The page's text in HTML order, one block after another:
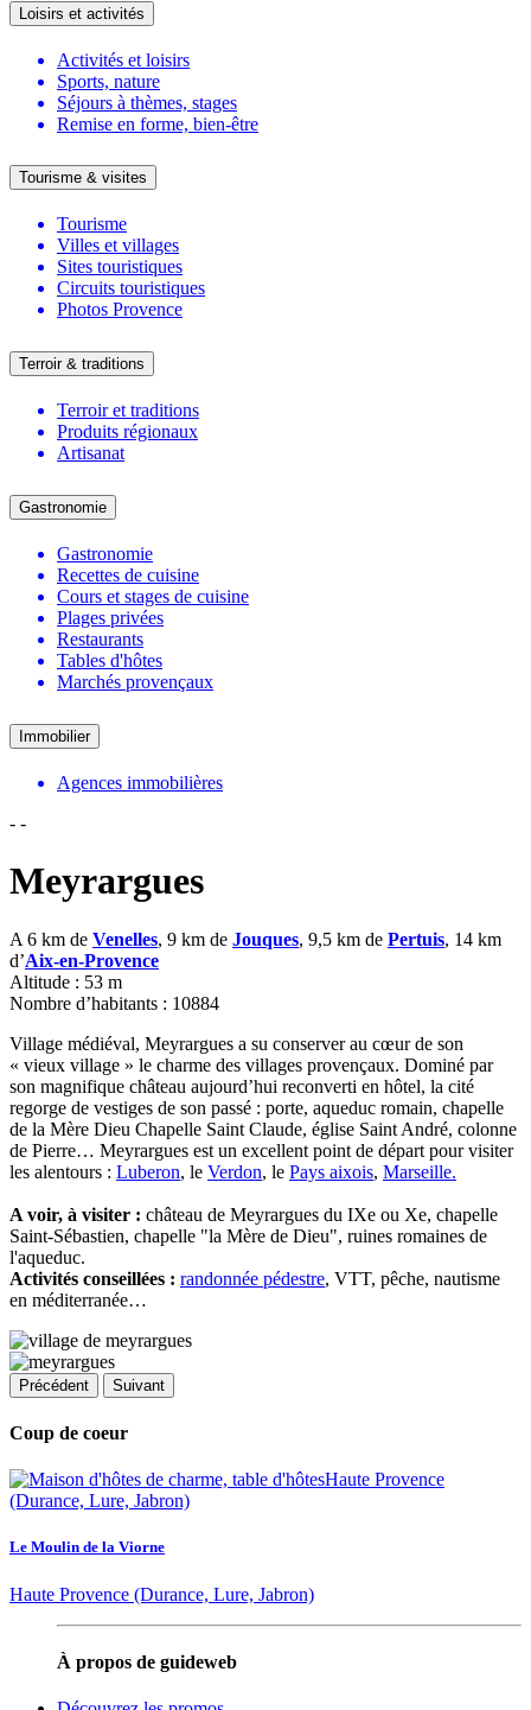
Loisirs et activités
Activités et loisirs
Sports, nature
Séjours à thèmes, stages
Remise en forme, bien-être
Tourisme & visites
Tourisme
Villes et villages
Sites touristiques
Circuits touristiques
Photos Provence
Terroir & traditions
Terroir et traditions
Produits régionaux
Artisanat
Gastronomie
Gastronomie
Recettes de cuisine
Cours et stages de cuisine
Plages privées
Restaurants
Tables d'hôtes
Marchés provençaux
Immobilier
Agences immobilières
- -
Meyrargues
A 6 km de Venelles, 9 km de Jouques, 9,5 km de Pertuis, 14 km
d’Aix-en-Provence
Altitude : 53 m
Nombre d’habitants : 10884
Village médiéval, Meyrargues a su conserver au cœur de son
« vieux village » le charme des villages provençaux. Dominé par
son magnifique château aujourd’hui reconverti en hôtel, la cité
regorge de vestiges de son passé : porte, aqueduc romain, chapelle
de la Mère Dieu Chapelle Saint Claude, église Saint André, colonne
de Pierre… Meyrargues est un excellent point de départ pour visiter
les alentours : Luberon, le Verdon, le Pays aixois, Marseille.
A voir, à visiter : château de Meyrargues du IXe ou Xe, chapelle
Saint-Sébastien, chapelle "la Mère de Dieu", ruines romaines de
l'aqueduc.
Activités conseillées : randonnée pédestre, VTT, pêche, nautisme
en méditerranée…
Précédent Suivant
Coup de coeur
Le Moulin de la Viorne
Haute Provence (Durance, Lure, Jabron)
À propos de guideweb